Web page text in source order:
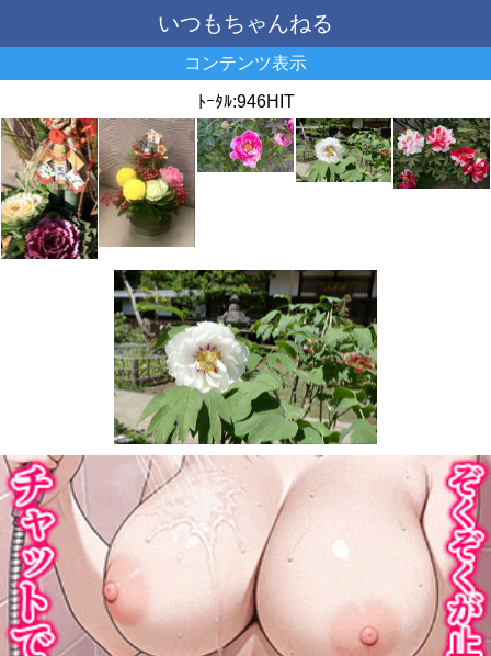
いつもちゃんねる
コンテンツ表示
ﾄｰﾀﾙ:946HIT